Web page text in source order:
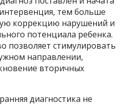
тем больше
коррекцию нарушений и
потенциала ребенка.
позволяет стимулировать
направлении,
вторичных
диагностика не